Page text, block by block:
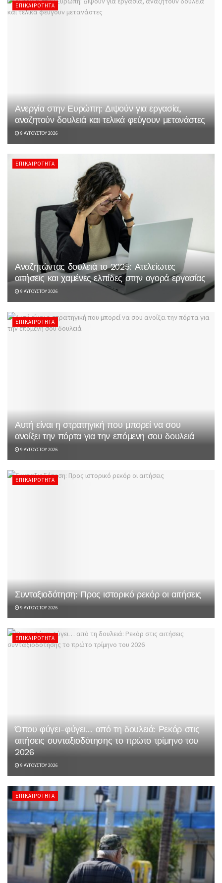
ΕΠΙΚΑΙΡΌΤΗΤΑ
Ανεργία στην Ευρώπη: Διψούν για εργασία,
αναζητούν δουλειά και τελικά φεύγουν μετανάστες
9 ΑΥΓΟΎΣΤΟΥ 2026
ΕΠΙΚΑΙΡΌΤΗΤΑ
Αναζητώντας δουλειά το 2025: Ατελείωτες
αιτήσεις και χαμένες ελπίδες στην αγορά εργασίας
9 ΑΥΓΟΎΣΤΟΥ 2026
ΕΠΙΚΑΙΡΌΤΗΤΑ
Αυτή είναι η στρατηγική που μπορεί να σου
ανοίξει την πόρτα για την επόμενη σου δουλειά
9 ΑΥΓΟΎΣΤΟΥ 2026
ΕΠΙΚΑΙΡΌΤΗΤΑ
Συνταξιοδότηση: Προς ιστορικό ρεκόρ οι αιτήσεις
9 ΑΥΓΟΎΣΤΟΥ 2026
ΕΠΙΚΑΙΡΌΤΗΤΑ
Όπου φύγει-φύγει… από τη δουλειά: Ρεκόρ στις
αιτήσεις συνταξιοδότησης το πρώτο τρίμηνο του
2026
9 ΑΥΓΟΎΣΤΟΥ 2026
ΕΠΙΚΑΙΡΌΤΗΤΑ